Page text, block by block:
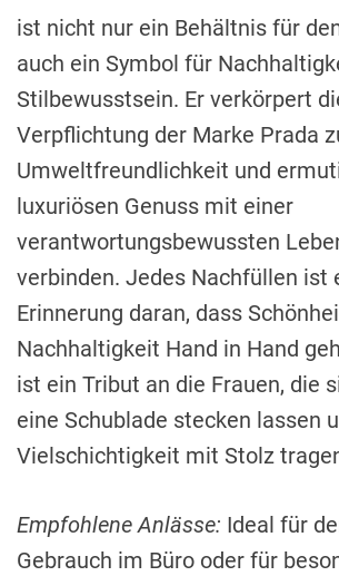
ist nicht nur ein Behältnis für
auch ein Symbol für
Stilbewusstsein. Er verkörpert
Verpflichtung der Marke Prada
Umweltfreundlichkeit und
luxuriösen Genuss mit einer
verantwortungsbewussten
verbinden. Jedes Nachfüllen ist
Erinnerung daran, dass
Nachhaltigkeit Hand in Hand
ist ein Tribut an die Frauen, die
eine Schublade stecken lassen
Vielschichtigkeit mit Stolz
Empfohlene Anlässe: Ideal für
Gebrauch im Büro oder für